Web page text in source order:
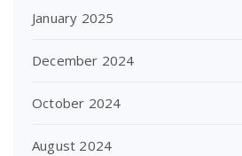
January 2025
December 2024
October 2024
August 2024